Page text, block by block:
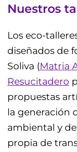
Nuestros
Los eco-
diseñados de
Soliva (Matria
Resucitadero
propuestas
la generación
ambiental y
propia de